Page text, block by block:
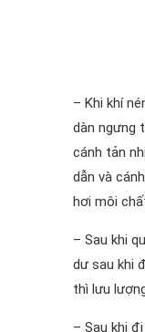
– Khi khí
dàn ngưng
cánh tản
dẫn và
hơi môi
– Sau khi
dư sau khi
thì lưu
– Sau khi